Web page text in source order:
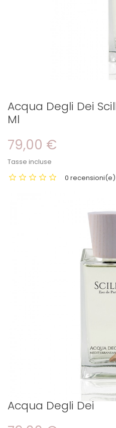
Acqua Degli Dei
Ml
79,00 €
Tasse incluse
0 recensioni(e)
Acqua Degli Dei